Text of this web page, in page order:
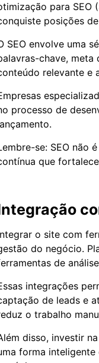
para SEO
posições
SEO envolve uma
chave, meta
relevante e
processo de
se: SEO não
que
o site com
do negócio.
de
integrações
de leads e
o trabalho
disso, investir na
forma